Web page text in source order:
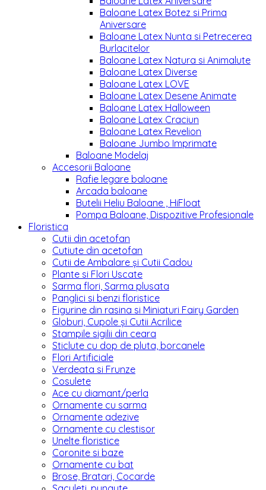
Baloane Latex Botez si Prima
Aniversare
Baloane Latex Nunta si Petrecerea
Burlacitelor
Baloane Latex Natura si Animalute
Baloane Latex Diverse
Baloane Latex LOVE
Baloane Latex Desene Animate
Baloane Latex Halloween
Baloane Latex Craciun
Baloane Latex Revelion
Baloane Jumbo Imprimate
Baloane Modelaj
Accesorii Baloane
Rafie legare baloane
Arcada baloane
Butelii Heliu Baloane , HiFloat
Pompa Baloane, Dispozitive Profesionale
Floristica
Cutii din acetofan
Cutiute din acetofan
Cutii de Ambalare și Cutii Cadou
Plante si Flori Uscate
Sarma flori, Sarma plusata
Panglici si benzi floristice
Figurine din rasina si Miniaturi Fairy Garden
Globuri, Cupole și Cutii Acrilice
Stampile sigilii din ceara
Sticlute cu dop de pluta, borcanele
Flori Artificiale
Verdeata si Frunze
Cosulete
Ace cu diamant/perla
Ornamente cu sarma
Ornamente adezive
Ornamente cu clestisor
Unelte floristice
Coronite si baze
Ornamente cu bat
Brose, Bratari, Cocarde